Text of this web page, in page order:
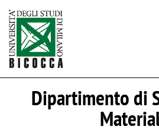
Dipartimento di